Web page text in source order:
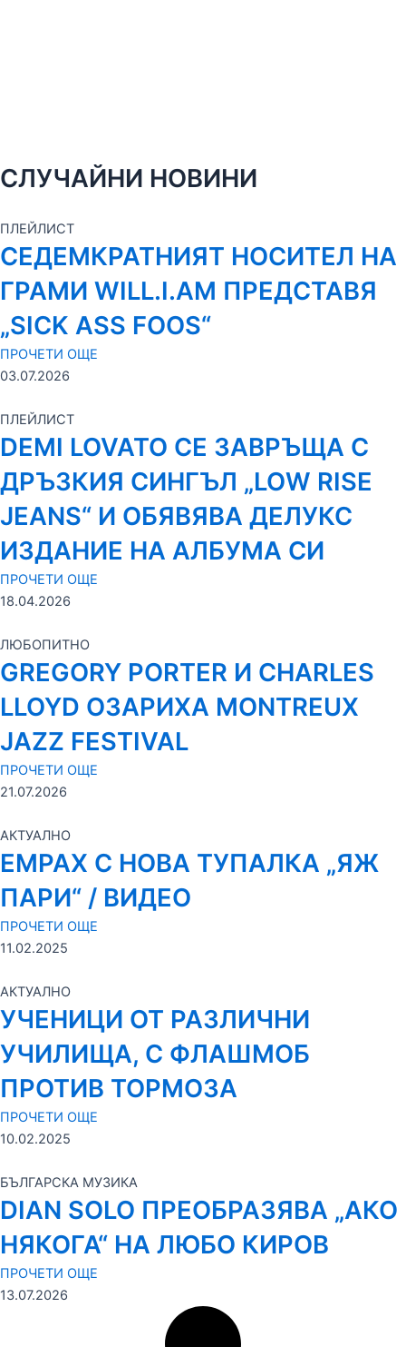
СЛУЧАЙНИ НОВИНИ
ПЛЕЙЛИСТ
СЕДЕМКРАТНИЯТ НОСИТЕЛ НА
ГРАМИ WILL.I.AM ПРЕДСТАВЯ
„SICK ASS FOOS“
ПРОЧЕТИ ОЩЕ
03.07.2026
ПЛЕЙЛИСТ
DEMI LOVATO СЕ ЗАВРЪЩА С
ДРЪЗКИЯ СИНГЪЛ „LOW RISE
JEANS“ И ОБЯВЯВА ДЕЛУКС
ИЗДАНИЕ НА АЛБУМА СИ
ПРОЧЕТИ ОЩЕ
18.04.2026
ЛЮБОПИТНО
GREGORY PORTER И CHARLES
LLOYD ОЗАРИХА MONTREUX
JAZZ FESTIVAL
ПРОЧЕТИ ОЩЕ
21.07.2026
АКТУАЛНО
ЕМРАХ С НОВА ТУПАЛКА „ЯЖ
ПАРИ“ / ВИДЕО
ПРОЧЕТИ ОЩЕ
11.02.2025
АКТУАЛНО
УЧЕНИЦИ ОТ РАЗЛИЧНИ
УЧИЛИЩА, С ФЛАШМОБ
ПРОТИВ ТОРМОЗА
ПРОЧЕТИ ОЩЕ
10.02.2025
БЪЛГАРСКА МУЗИКА
DIAN SOLO ПРЕОБРАЗЯВА „АКО
НЯКОГА“ НА ЛЮБО КИРОВ
ПРОЧЕТИ ОЩЕ
13.07.2026